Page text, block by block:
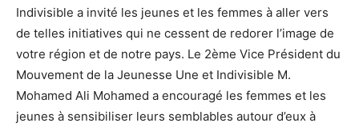
Indivisible a invité les jeunes et les femmes à aller vers
de telles initiatives qui ne cessent de redorer l’image de
votre région et de notre pays. Le 2ème Vice Président du
Mouvement de la Jeunesse Une et Indivisible M.
Mohamed Ali Mohamed a encouragé les femmes et les
jeunes à sensibiliser leurs semblables autour d’eux à